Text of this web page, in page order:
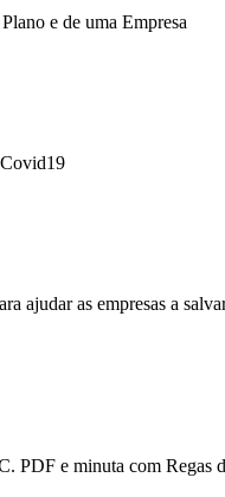
e de uma Empresa
as empresas a
PDF e minuta com Regas